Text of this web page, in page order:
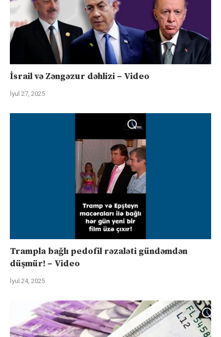
İsrail və Zəngəzur dəhlizi – Video
İyul 27, 2025
Trampla bağlı pedofil rəzaləti gündəmdən
düşmür! – Video
İyul 24, 2025